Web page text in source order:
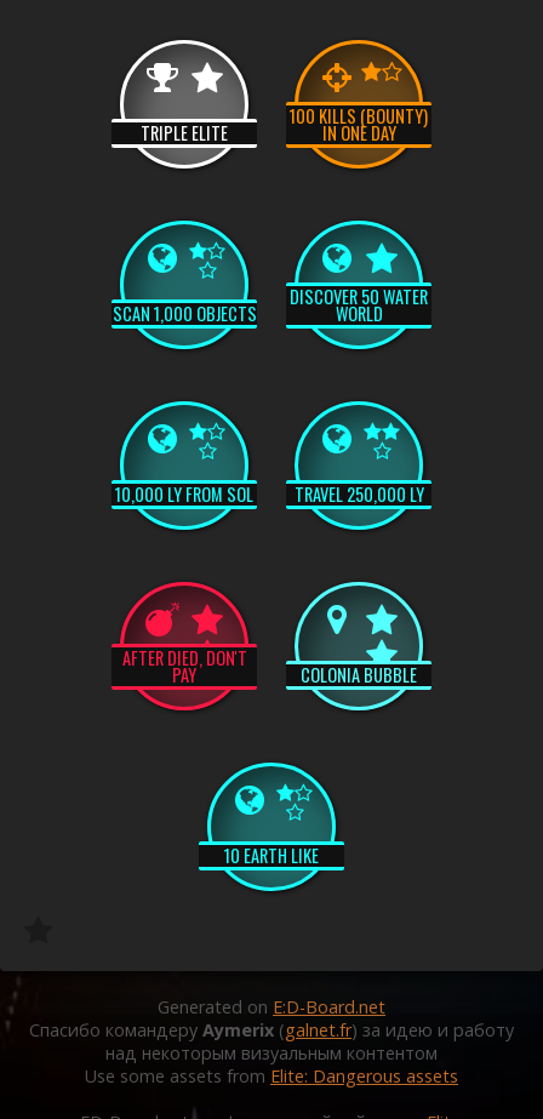
TRIPLE ELITE
100 KILLS (BOUNTY)
IN ONE DAY
SCAN 1,000 OBJECTS
DISCOVER 50 WATER
WORLD
10,000 LY FROM SOL TRAVEL 250,000 LY
AFTER DIED, DON'T
PAY COLONIA BUBBLE
10 EARTH LIKE
Generated on E:D-Board.net
Спасибо командеру Aymerix (galnet.fr) за идею и работу
над некоторым визуальным контентом
Use some assets from Elite: Dangerous assets